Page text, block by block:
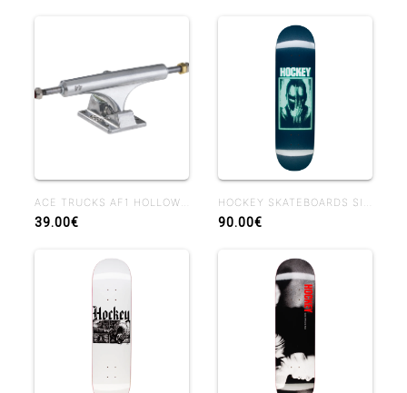
ACE TRUCKS AF1 HOLLOW POLISHED
39.00€
HOCKEY SKATEBOARDS SIDE EFFECTS BEN KADOW 8.25 BEN SHAPE
90.00€